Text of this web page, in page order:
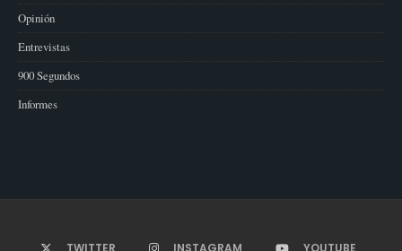
Opinión
Entrevistas
900 Segundos
Informes
TWITTER INSTAGRAM YOUTUBE